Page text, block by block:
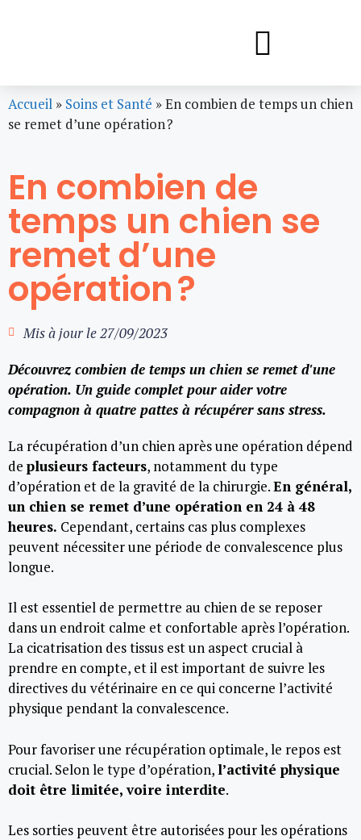
Accueil » Soins et Santé »En combien de temps un chien
se remet d’une opération ?
En combien de
temps un chien se
remet d’une
opération ?
Mis à jour le 27/09/2023
Découvrez combien de temps un chien se remet d'une
opération. Un guide complet pour aider votre
compagnon à quatre pattes à récupérer sans stress.
La récupération d’un chien après une opération dépend
de plusieurs facteurs, notamment du type
d’opération et de la gravité de la chirurgie.En général,
un chien se remet d’une opération en 24 à 48
heures. Cependant, certains cas plus complexes
peuvent nécessiter une période de convalescence plus
longue.
Il est essentiel de permettre au chien de se reposer
dans un endroit calme et confortable après l’opération.
La cicatrisation des tissus est un aspect crucial à
prendre en compte, et il est important de suivre les
directives du vétérinaire en ce qui concerne l’activité
physique pendant la convalescence.
Pour favoriser une récupération optimale, le repos est
crucial. Selon le type d’opération,l’activité physique
doit être limitée, voire interdite.
Les sorties peuvent être autorisées pour les opérations